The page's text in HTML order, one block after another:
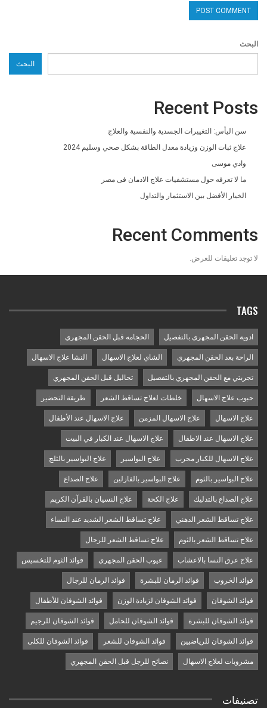
البحث
البحث
Recent Posts
سن اليأس: التغييرات الجسدية والنفسية والعلاج
علاج ثبات الوزن وزيادة معدل الطاقة بشكل صحي وسليم 2024
وادي موسى
ما لا تعرفه حول مستشفيات علاج الادمان فى مصر
الخيار الأفضل بين الاستثمار والتداول
Recent Comments
لا توجد تعليقات للعرض.
TAGS
ادوية الحقن المجهرى بالتفصيل الحجامه قبل الحقن المجهري
الراحة بعد الحقن المجهري الشاي لعلاج الاسهال النشا علاج الاسهال
تجربتي مع الحقن المجهري بالتفصيل تحاليل قبل الحقن المجهري
حبوب علاج الاسهال خلطات لعلاج تساقط الشعر طريقة التحضير
علاج الاسهال علاج الاسهال المزمن علاج الاسهال عند الأطفال
علاج الاسهال عند الاطفال علاج الاسهال عند الكبار في البيت
علاج الاسهال للكبار مجرب علاج البواسير علاج البواسير بالثلج
علاج البواسير بالثوم علاج البواسير بالفازلين علاج الصداع
علاج الصداع بالتدليك علاج الكحة علاج النسيان بالقرآن الكريم
علاج تساقط الشعر الدهني علاج تساقط الشعر الشديد عند النساء
علاج تساقط الشعر بالثوم علاج تساقط الشعر للرجال
علاج عرق النسا بالاعشاب عيوب الحقن المجهري فوائد الثوم للتخسيس
فوائد الخروب فوائد الرمان للبشرة فوائد الرمان للرجال
فوائد الشوفان فوائد الشوفان لزيادة الوزن فوائد الشوفان للأطفال
فوائد الشوفان للبشرة فوائد الشوفان للحامل فوائد الشوفان للرجيم
فوائد الشوفان للرياضيين فوائد الشوفان للشعر فوائد الشوفان للكلى
مشروبات لعلاج الاسهال نصائح للرجل قبل الحقن المجهري
تصنيفات